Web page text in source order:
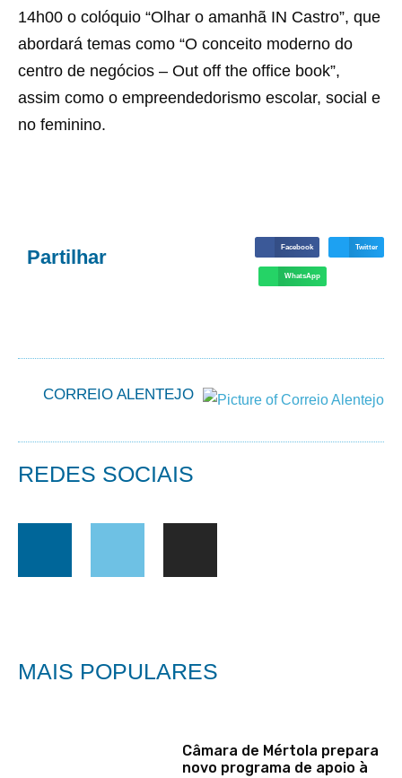
14h00 o colóquio “Olhar o amanhã IN Castro”, que
abordará temas como “O conceito moderno do
centro de negócios – Out off the office book”,
assim como o empreendedorismo escolar, social e
no feminino.
Partilhar Facebook Twitter
WhatsApp
CORREIO ALENTEJO
REDES SOCIAIS
MAIS POPULARES
Câmara de Mértola prepara
novo programa de apoio à